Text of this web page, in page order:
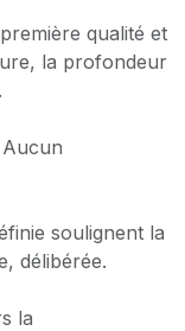
qualité et
la profondeur
soulignent la
délibérée.
la